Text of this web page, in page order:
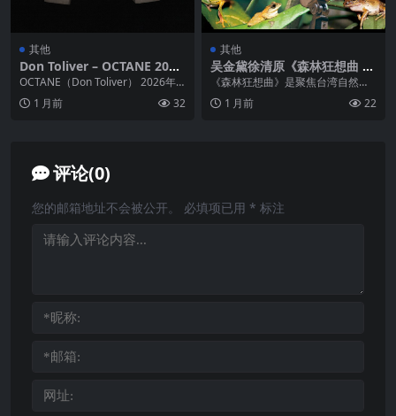
其他
Don Toliver – OCTANE 2026
ALAC 24Bit
OCTANE（Don Toliver） 2026年
推出的第五张录音室专辑，根植D...
1 月前 32
其他
吴金黛徐清原《森林狂想曲 大
自然音乐 风潮 WAV 分轨
《森林狂想曲》是聚焦台湾自然风
貌打造的标杆之作，耗时五年走访
台湾山林宝地录音，由...
1 月前 22
评论(0)
您的邮箱地址不会被公开。 必填项已用 * 标注